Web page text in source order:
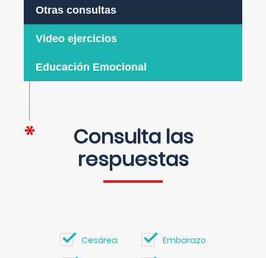
Otras consultas
Video ejercicios
Educación Emocional
Consulta las
respuestas
Cesárea Embarazo